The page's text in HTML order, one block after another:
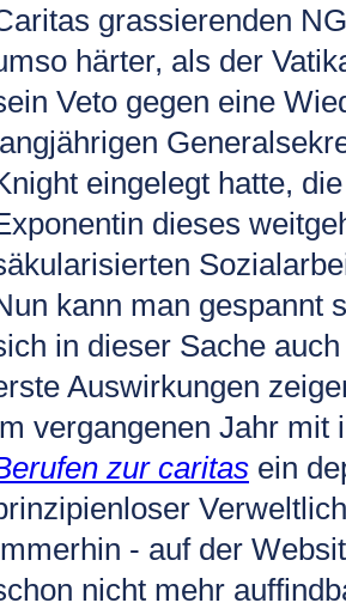
grassierenden
härter, als der
Veto gegen eine
eingelegt hatte,
dieses
kann man gespannt
in dieser Sache
Auswirkungen
vergangenen Jahr mit
zur caritas ein
- auf der
nicht mehr